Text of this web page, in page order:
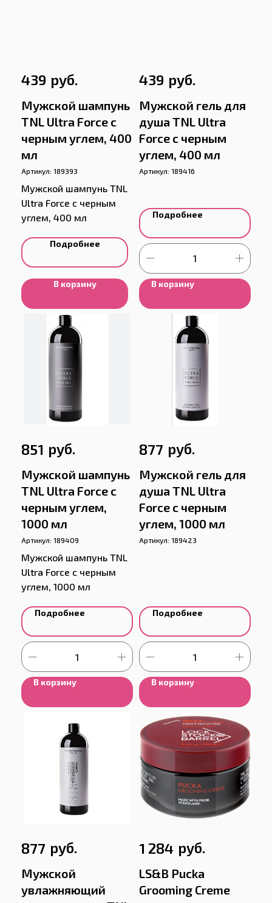
439 руб.
Мужской шампунь
TNL Ultra Force с
черным углем, 400
мл
Артикул: 189393
Мужской шампунь TNL
Ultra Force с черным
углем, 400 мл
Подробнее
В корзину
439 руб.
Мужской гель для
душа TNL Ultra
Force с черным
углем, 400 мл
Артикул: 189416
Подробнее
В корзину
851 руб.
Мужской шампунь
TNL Ultra Force с
черным углем,
1000 мл
Артикул: 189409
Мужской шампунь TNL
Ultra Force с черным
углем, 1000 мл
Подробнее
В корзину
877 руб.
Мужской гель для
душа TNL Ultra
Force с черным
углем, 1000 мл
Артикул: 189423
Подробнее
В корзину
877 руб.
Мужской
увлажняющий
1 284 руб.
LS&B Pucka
Grooming Creme